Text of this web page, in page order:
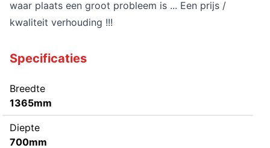
waar plaats een groot probleem is ... Een prijs /
kwaliteit verhouding !!!
Specificaties
Breedte
1365mm
Diepte
700mm